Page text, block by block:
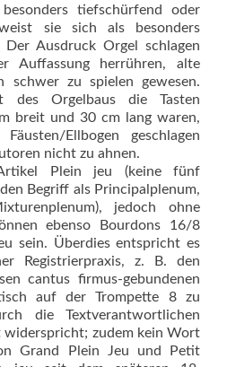
besonders tiefschürfend oder
sie sich als besonders
Ausdruck Orgel schlagen
Auffassung herrühren, alte
schwer zu spielen gewesen.
Orgelbaus die Tasten
breit und 30 cm lang waren,
Ellbogen geschlagen
nicht zu ahnen.
Plein jeu (keine fünf
Begriff als Principalplenum,
jedoch ohne
ebenso Bourdons 16/8
sein. Überdies entspricht es
Registrierpraxis, z. B. den
cantus firmus-gebundenen
auf der Trompette 8 zu
die Textverantwortlichen
widerspricht; zudem kein Wort
Grand Plein Jeu und Petit